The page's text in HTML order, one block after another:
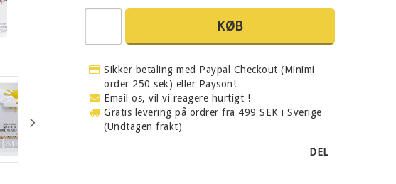
KØB
Sikker betaling med Paypal Checkout (Minimi
order 250 sek) eller Payson!
Email os, vil vi reagere hurtigt !
Gratis levering på ordrer fra 499 SEK i Sverige
(Undtagen frakt)
DEL